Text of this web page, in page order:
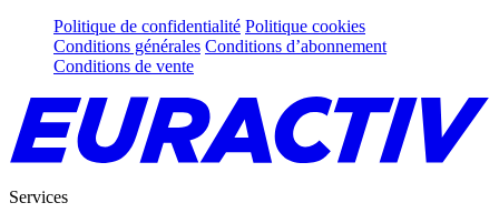
Politique de confidentialité Politique cookies
Conditions générales Conditions d’abonnement
Conditions de vente
Services